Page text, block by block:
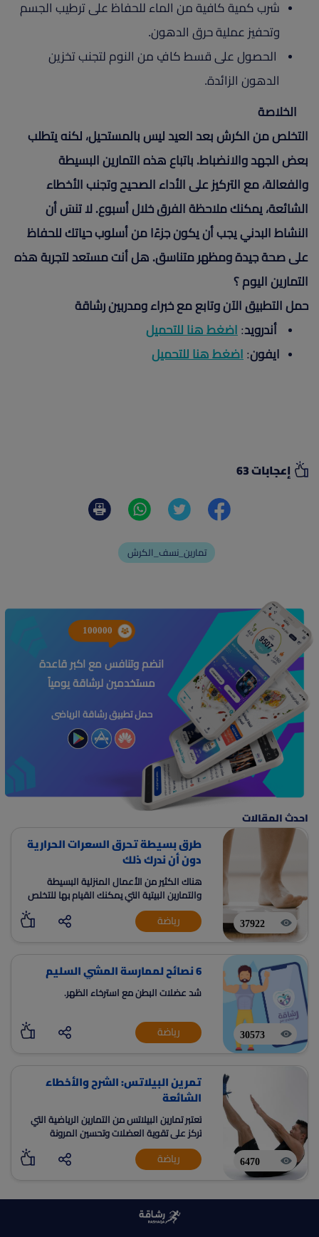
شرب كمية كافية من الماء للحفاظ على ترطيب الجسم
وتحفيز عملية حرق الدهون.
الحصول على قسط كافٍ من النوم لتجنب تخزين
الدهون الزائدة.
الخلاصة
التخلص من الكرش بعد العيد ليس بالمستحيل، لكنه يتطلب
بعض الجهد والانضباط. باتباع هذه التمارين البسيطة
والفعالة، مع التركيز على الأداء الصحيح وتجنب الأخطاء
الشائعة، يمكنك ملاحظة الفرق خلال أسبوع. لا تنسَ أن
النشاط البدني يجب أن يكون جزءًا من أسلوب حياتك للحفاظ
على صحة جيدة ومظهر متناسق. هل أنت مستعد لتجربة هذه
التمارين اليوم ؟
حمل التطبيق الآن وتابع مع خبراء ومدربين رشاقة
أندرويد: اضغط هنا للتحميل
ايفون: اضغط هنا للتحميل
إعجابات 63
تمارين_نسف_الكرش
100000
انضم وتنافس مع اكبر قاعدة
مستخدمين لرشاقة يومياً
حمل تطبيق رشاقة الرياضى
احدث المقالات
37922
طرق بسيطة تحرق السعرات الحرارية
دون أن ندرك ذلك
هناك الكثير من الأعمال المنزلية البسيطة
والتمارين البيتية التي يمكنك القيام بها للتخلص
من الوزن الزائد
رياضة
30573
6 نصائح لممارسة المشي السليم
شد عضلات البطن مع استرخاء الظهر.
رياضة
6470
تمرين البيلاتس: الشرح والأخطاء
الشائعة
تعتبر تمارين البيلاتس من التمارين الرياضية التي
تركز على تقوية العضلات وتحسين المرونة
والتوازن.
رياضة